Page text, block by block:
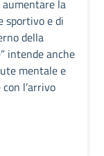
aumentare la
sportivo e di
della
intende anche
mentale e
l’arrivo